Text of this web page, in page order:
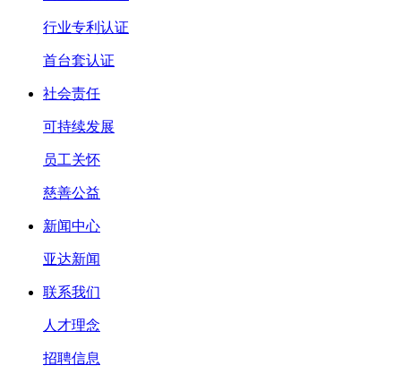
行业专利认证
首台套认证
社会责任
可持续发展
员工关怀
慈善公益
新闻中心
亚达新闻
联系我们
人才理念
招聘信息